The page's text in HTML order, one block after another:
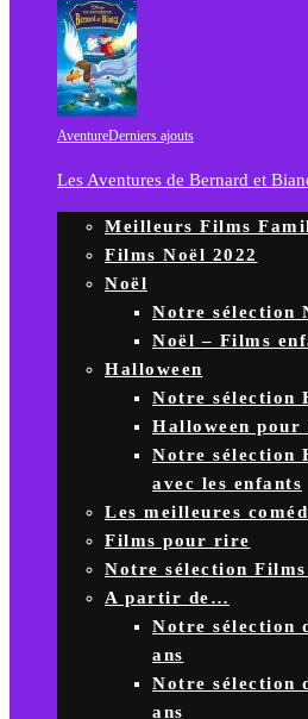
AventureDerniers ajouts
Les Aventures de Bernard et
Meilleurs Films
Films Noël 2022
Noël
Notre sélection
Noël – Films
Halloween
Notre sélection
Halloween pour
Notre sélection
avec les enfants
Les meilleures
Films pour rire
Notre sélection Films
A partir de…
Notre sélection
ans
Notre sélection
ans